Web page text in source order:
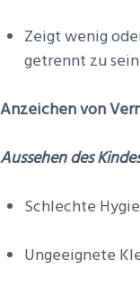
Zeigt wenig
getrennt zu
Anzeichen von
Aussehen des
Schlechte
Ungeeignete